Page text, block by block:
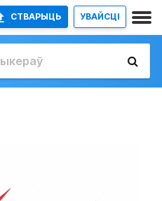
СТВАРЫЦЬ УВАЙСЦІ